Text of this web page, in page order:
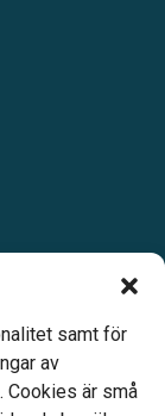
samt för
av
Cookies är små